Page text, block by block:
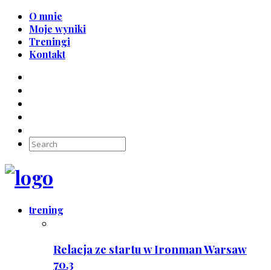
O mnie
Moje wyniki
Treningi
Kontakt
trening
Relacja ze startu w Ironman Warsaw
70.3